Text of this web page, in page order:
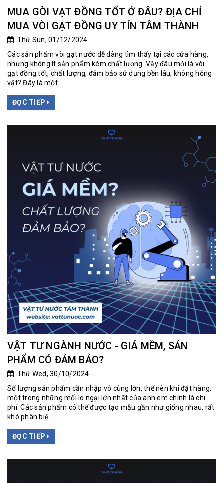
MUA GÒI VẠT ĐỒNG TỐT Ở ĐÂU? ĐỊA CHỈ
MUA VÒI GẠT ĐỒNG UY TÍN TÂM THÀNH
Thứ Sun, 01/12/2024
Các sản phẩm vòi gạt nước dễ dàng tìm thấy tại các cửa hàng,
nhưng không ít sản phẩm kém chất lượng. Vậy đâu mới là vòi
gạt đồng tốt, chất lượng, đảm bảo sử dụng bền lâu, không hỏng
vặt? Đây là một...
ĐỌC TIẾP
VẬT TƯ NGÀNH NƯỚC - GIÁ MỀM, SẢN
PHẨM CÓ ĐẢM BẢO?
Thứ Wed, 30/10/2024
Số lượng sản phẩm cần nhập vô cùng lớn, thế nên khi đặt hàng,
một trong những mối lo ngại lớn nhất của anh em chính là chi
phí. Các sản phẩm có thể được tạo mẫu gần như giống nhau, rất
khó phân biệ...
ĐỌC TIẾP